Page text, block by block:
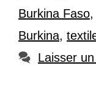
Burkina Faso,
Burkina,
Laisser